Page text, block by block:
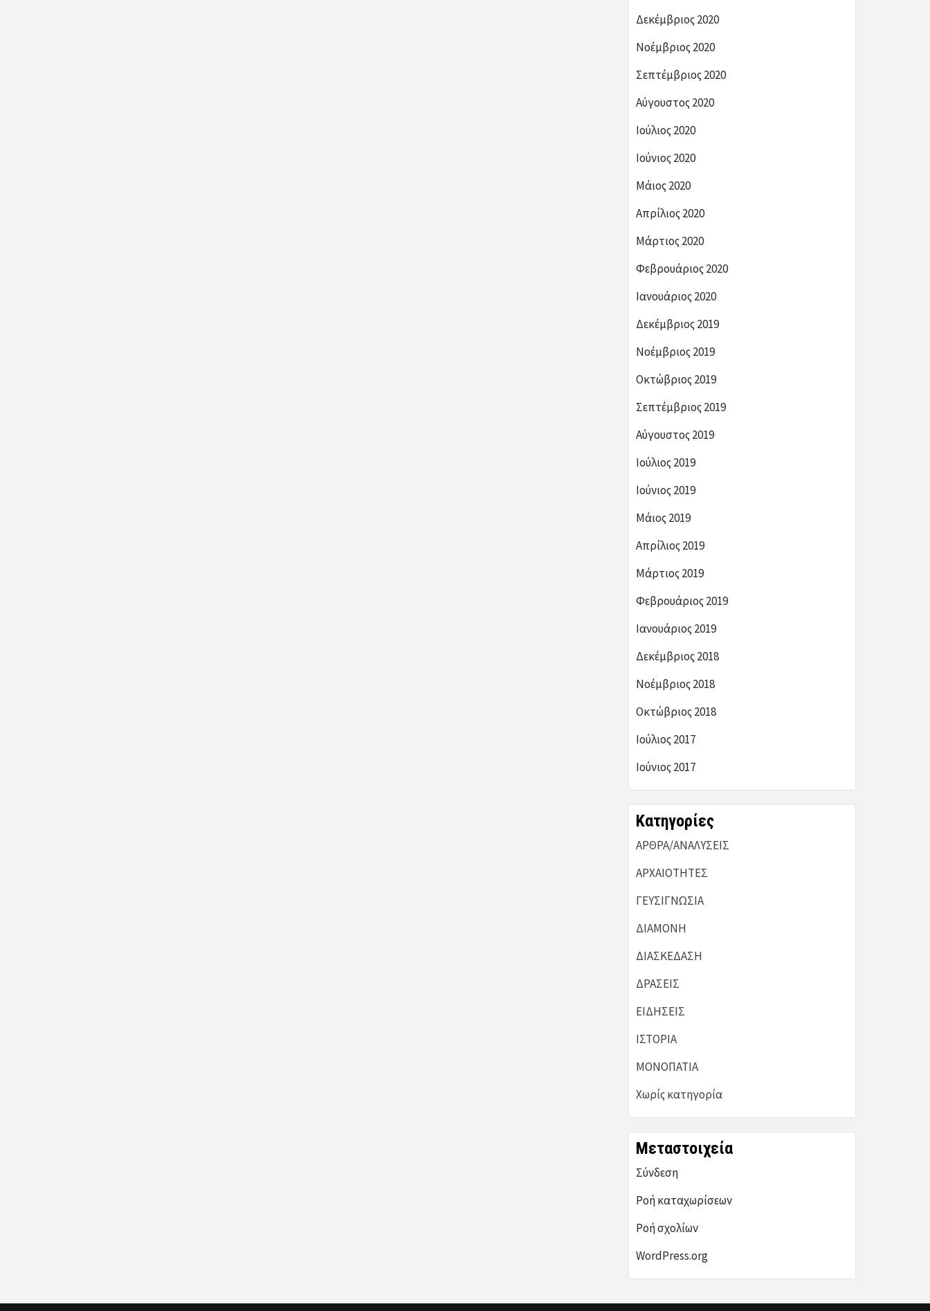
Δεκέμβριος 2020
Νοέμβριος 2020
Σεπτέμβριος 2020
Αύγουστος 2020
Ιούλιος 2020
Ιούνιος 2020
Μάιος 2020
Απρίλιος 2020
Μάρτιος 2020
Φεβρουάριος 2020
Ιανουάριος 2020
Δεκέμβριος 2019
Νοέμβριος 2019
Οκτώβριος 2019
Σεπτέμβριος 2019
Αύγουστος 2019
Ιούλιος 2019
Ιούνιος 2019
Μάιος 2019
Απρίλιος 2019
Μάρτιος 2019
Φεβρουάριος 2019
Ιανουάριος 2019
Δεκέμβριος 2018
Νοέμβριος 2018
Οκτώβριος 2018
Ιούλιος 2017
Ιούνιος 2017
Kατηγορίες
ΑΡΘΡΑ/ΑΝΑΛΥΣΕΙΣ
ΑΡΧΑΙΟΤΗΤΕΣ
ΓΕΥΣΙΓΝΩΣΙΑ
ΔΙΑΜΟΝΗ
ΔΙΑΣΚΕΔΑΣΗ
ΔΡΑΣΕΙΣ
ΕΙΔΗΣΕΙΣ
ΙΣΤΟΡΙΑ
ΜΟΝΟΠΑΤΙΑ
Χωρίς κατηγορία
Μεταστοιχεία
Σύνδεση
Ροή καταχωρίσεων
Ροή σχολίων
WordPress.org